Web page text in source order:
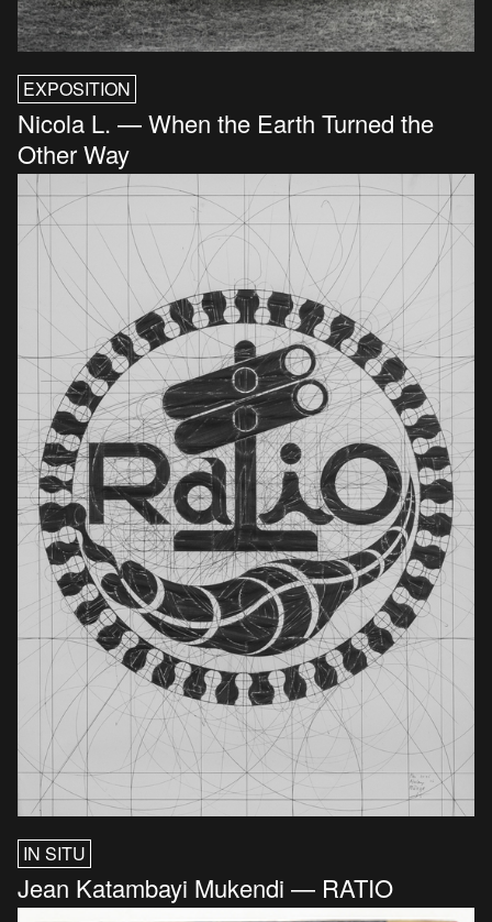
EXPOSITION
Nicola L. — When the Earth Turned the
Other Way
IN SITU
Jean Katambayi Mukendi — RATIO